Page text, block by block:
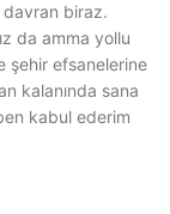
davran biraz.
da amma yollu
şehir efsanelerine
kalanında sana
kabul ederim